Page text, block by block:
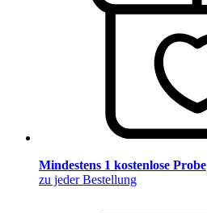
Mindestens 1 kostenlose Probe
zu jeder Bestellung